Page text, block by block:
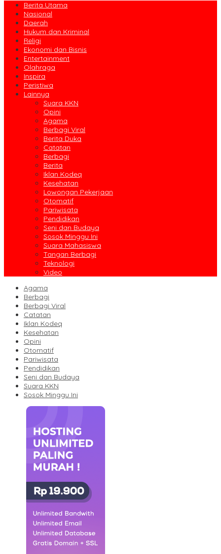
Berita Utama
Nasional
Daerah
Hukum dan Kriminal
Religi
Ekonomi dan Bisnis
Entertainment
Olahraga
Inspira
Peristiwa
Lainnya
Suara KKN
Opini
Agama
Berbagi Viral
Berita Duka
Catatan
Berbagi
Berita
Iklan Kodeq
Kesehatan
Lowongan Pekerjaan
Otomatif
Pariwisata
Pendidikan
Seni dan Budaya
Sosok Minggu Ini
Suara Mahasiswa
Tangan Berbagi
Teknologi
Video
Agama
Berbagi
Berbagi Viral
Catatan
Iklan Kodeq
Kesehatan
Opini
Otomatif
Pariwisata
Pendidikan
Seni dan Budaya
Suara KKN
Sosok Minggu Ini